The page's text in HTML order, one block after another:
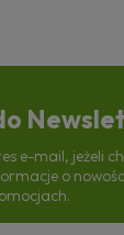
e-mail, jeżeli
o